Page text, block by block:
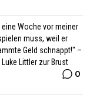
eine Woche vor meiner
muss, weil er
Geld schnappt!" –
Littler zur Brust
0